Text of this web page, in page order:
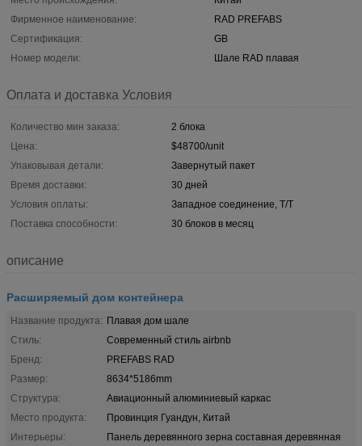
Фирменное наименование:
RAD PREFABS
Сертификация:
GB
Номер модели:
Шале RAD плавая
Оплата и доставка Условия
Количество мин заказа:
2 блока
Цена:
$48700/unit
Упаковывая детали:
Завернутый пакет
Время доставки:
30 дней
Условия оплаты:
Западное соединение, Т/Т
Поставка способности:
30 блоков в месяц
описание
Расширяемый дом контейнера
Название продукта: Плавая дом шале
Стиль:
Современный стиль airbnb
Бренд:
PREFABS RAD
Размер:
8634*5186mm
Структура:
Авиационный алюминиевый каркас
Место продукта:
Провинция Гуандун, Китай
Интерьеры:
Панель деревянного зерна составная деревянная